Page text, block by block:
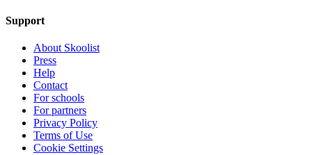
Support
About Skoolist
Press
Help
Contact
For schools
For partners
Privacy Policy
Terms of Use
Cookie Settings